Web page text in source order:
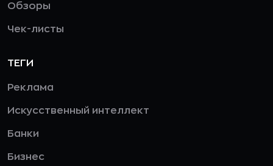
Обзоры
Чек-листы
ТЕГИ
Реклама
Искусственный интеллект
Банки
Бизнес